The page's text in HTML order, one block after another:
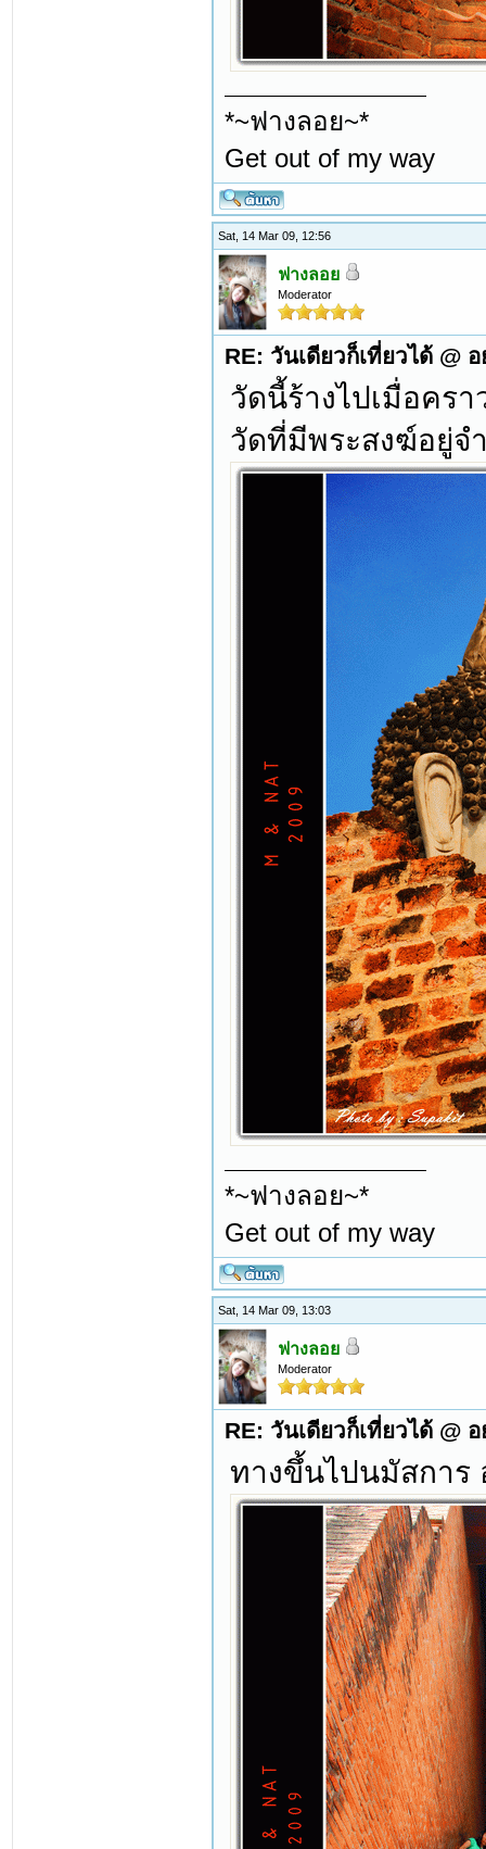
*~ฟางลอย~*
Get out of my way
Sat, 14 Mar 09, 12:56
ฟางลอย
Moderator
RE: วันเดียวก็เที่ยวได้ @
วัดนี้ร้างไปเมื่อคร
วัดที่มีพระสงฆ์อยู่จ
*~ฟางลอย~*
Get out of my way
Sat, 14 Mar 09, 13:03
ฟางลอย
Moderator
RE: วันเดียวก็เที่ยวได้ @
ทางขึ้นไปนมัสการ